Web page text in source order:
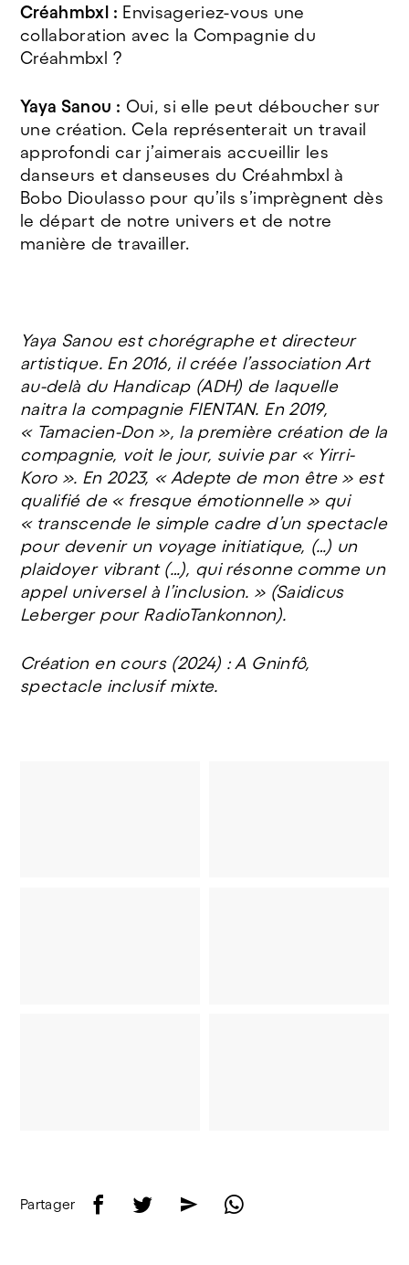
Créahmbxl : Envisageriez-vous une
collaboration avec la Compagnie du
Créahmbxl ?
Yaya Sanou : Oui, si elle peut déboucher sur
une création. Cela représenterait un travail
approfondi car j’aimerais accueillir les
danseurs et danseuses du Créahmbxl à
Bobo Dioulasso pour qu’ils s’imprègnent dès
le départ de notre univers et de notre
manière de travailler.
Yaya Sanou est chorégraphe et directeur
artistique. En 2016, il créée l’association Art
au-delà du Handicap (ADH) de laquelle
naitra la compagnie FIENTAN. En 2019,
« Tamacien-Don », la première création de la
compagnie, voit le jour, suivie par « Yirri-
Koro ». En 2023, « Adepte de mon être » est
qualifié de « fresque émotionnelle » qui
« transcende le simple cadre d’un spectacle
pour devenir un voyage initiatique, (…) un
plaidoyer vibrant (…), qui résonne comme un
appel universel à l’inclusion. » (Saidicus
Leberger pour RadioTankonnon).
Création en cours (2024) : A Gninfô,
spectacle inclusif mixte.
Partager f t e w